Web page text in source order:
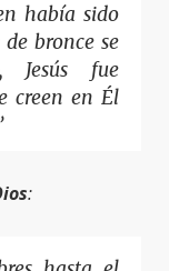
había sido
bronce se
Jesús fue
creen en Él
: